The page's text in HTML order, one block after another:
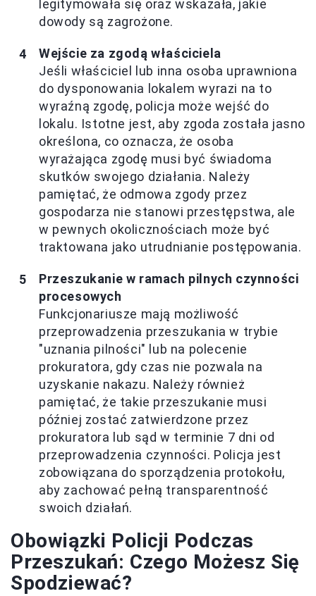
legitymowała się oraz wskazała, jakie
dowody są zagrożone.
Wejście za zgodą właściciela
Jeśli właściciel lub inna osoba uprawniona
do dysponowania lokalem wyrazi na to
wyraźną zgodę, policja może wejść do
lokalu. Istotne jest, aby zgoda została jasno
określona, co oznacza, że osoba
wyrażająca zgodę musi być świadoma
skutków swojego działania. Należy
pamiętać, że odmowa zgody przez
gospodarza nie stanowi przestępstwa, ale
w pewnych okolicznościach może być
traktowana jako utrudnianie postępowania.
Przeszukanie w ramach pilnych czynności
procesowych
Funkcjonariusze mają możliwość
przeprowadzenia przeszukania w trybie
"uznania pilności" lub na polecenie
prokuratora, gdy czas nie pozwala na
uzyskanie nakazu. Należy również
pamiętać, że takie przeszukanie musi
później zostać zatwierdzone przez
prokuratora lub sąd w terminie 7 dni od
przeprowadzenia czynności. Policja jest
zobowiązana do sporządzenia protokołu,
aby zachować pełną transparentność
swoich działań.
Obowiązki Policji Podczas
Przeszukań: Czego Możesz Się
Spodziewać?